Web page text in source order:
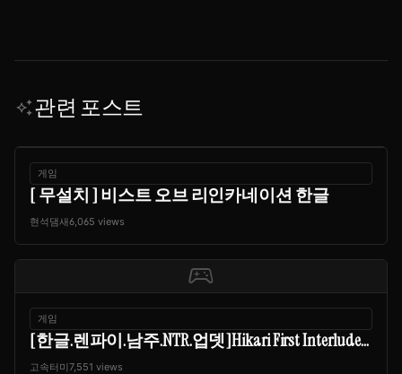
auto_awesome관련 포스트
게임
[ 무설치 ] 비스트 오브 리인카네이션 한글
현석댐새6,065 views
sports_esports
게임
[한글.렌파이.남주.NTR.업뎃]Hikari First Interlude...
고속터미7,551 views